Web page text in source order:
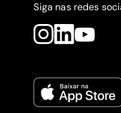
Siga nas redes